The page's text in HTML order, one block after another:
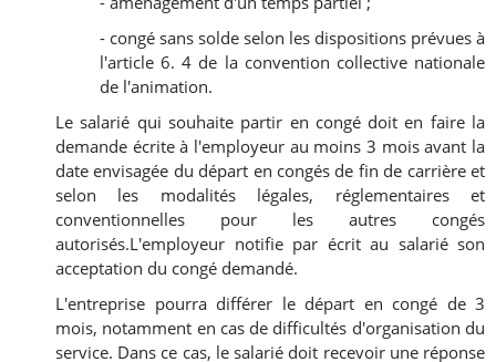
- congé sans solde selon les dispositions prévues à
l'article 6. 4 de la convention collective nationale
de l'animation.
Le salarié qui souhaite partir en congé doit en faire la
demande écrite à l'employeur au moins 3 mois avant la
date envisagée du départ en congés de fin de carrière et
selon les modalités légales, réglementaires et
conventionnelles pour les autres congés
autorisés.L'employeur notifie par écrit au salarié son
acceptation du congé demandé.
L'entreprise pourra différer le départ en congé de 3
mois, notamment en cas de difficultés d'organisation du
service. Dans ce cas, le salarié doit recevoir une réponse